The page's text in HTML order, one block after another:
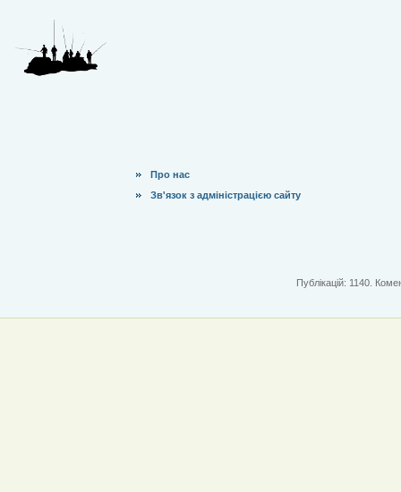
Про нас
Зв'язок з адміністрацією сайту
Публікацій: 1140.